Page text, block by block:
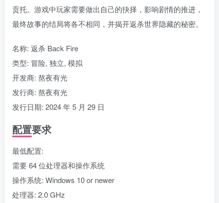
贡托。游戏中玩家需要做出自己的抉择，影响剧情的推进，
最终故事的结局将各不相同，并揭开返杀世界隐藏的秘密。
名称: 返杀 Back Fire
类型: 冒险, 独立, 模拟
开发商: 熬夜有光
发行商: 熬夜有光
发行日期: 2024 年 5 月 29 日
配置要求
最低配置:
需要 64 位处理器和操作系统
操作系统: Windows 10 or newer
处理器: 2.0 GHz